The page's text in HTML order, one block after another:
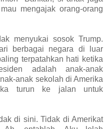
mengajak orang-orang
menyukai sosok Trump.
berbagai negara di luar
terpatahkan hati ketika
adalah anak-anak
anak sekolah di Amerika
turun ke jalan untuk
di sini. Tidak di Amerikat